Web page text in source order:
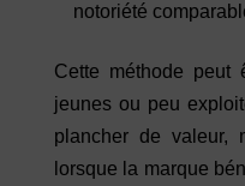
notoriété
Cette méthode peut
jeunes ou peu
plancher de valeur,
lorsque la marque